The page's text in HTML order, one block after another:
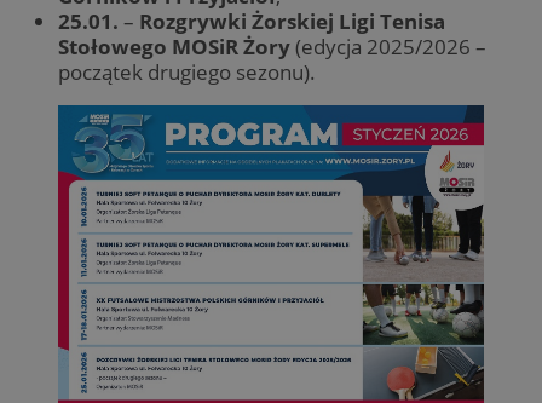
25.01. – Rozgrywki Żorskiej Ligi Tenisa
Stołowego MOSiR Żory(edycja 2025/2026 –
początek drugiego sezonu).